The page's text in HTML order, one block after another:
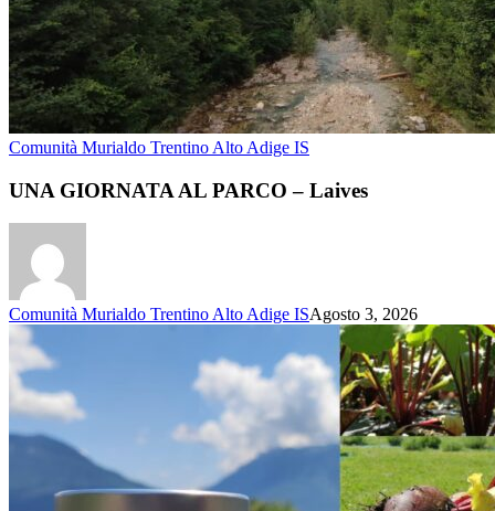
Comunità Murialdo Trentino Alto Adige IS
UNA GIORNATA AL PARCO – Laives
Comunità Murialdo Trentino Alto Adige ISAgosto 3, 2026